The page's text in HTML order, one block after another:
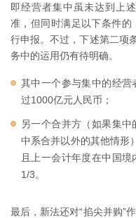
即经营者集中虽未达到上
准，但同时满足以下条件
行申报。不过，下述第二项
务中的运用仍有待明确。
其中一个参与集中的经营
过1000亿元人民币；
另一个合并方（如果集
中系合并以外的其他情形
且上一会计年度在中国
1/3。
最后，新法还对“掐尖并购”